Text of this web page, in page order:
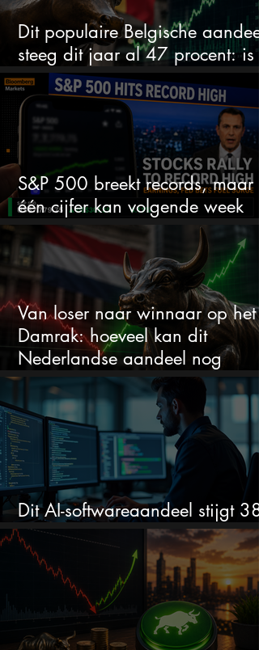
Dit populaire Belgische aandeel
steeg dit jaar al 47 procent: is
ruimte voor meer?
S&P 500 breekt records, maar
één cijfer kan volgende week
alles veranderen
Van loser naar winnaar op het
Damrak: hoeveel kan dit
Nederlandse aandeel nog
stijgen?
Dit AI-softwareaandeel stijgt
en zet de SaaS-crash op zijn